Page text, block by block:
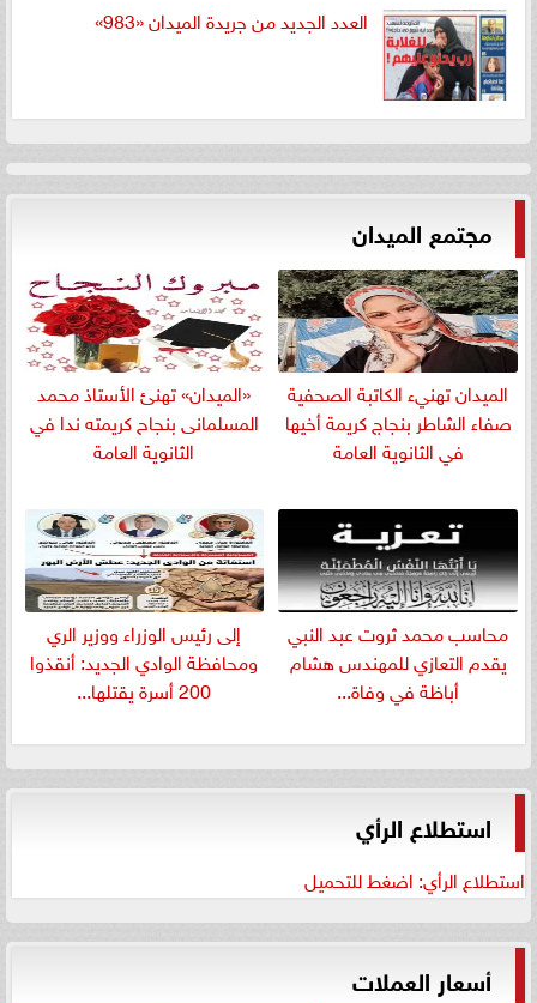
العدد الجديد من جريدة الميدان «983»
مجتمع الميدان
الميدان تهنيء الكاتبة الصحفية
صفاء الشاطر بنجاج كريمة أخيها
في الثانوية العامة
«الميدان» تهنئ الأستاذ محمد
المسلمانى بنجاح كريمته ندا في
الثانوية العامة
​محاسب محمد ثروت عبد النبي
يقدم التعازي للمهندس هشام
أباظة في وفاة...
إلى رئيس الوزراء ووزير الري
ومحافظة الوادي الجديد: أنقذوا
200 أسرة يقتلها...
استطلاع الرأي
استطلاع الرأي: اضغط للتحميل
أسعار العملات